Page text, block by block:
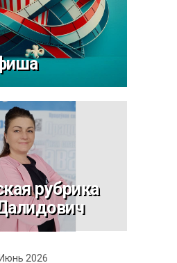
рубрика
Июнь 2026